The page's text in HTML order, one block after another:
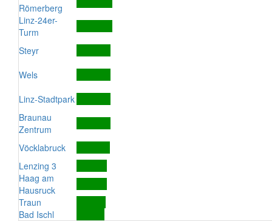
Römerberg
Linz-24er-
Turm
Steyr
Wels
Linz-Stadtpark
Braunau
Zentrum
Vöcklabruck
Lenzing 3
Haag am
Hausruck
Traun
Bad Ischl